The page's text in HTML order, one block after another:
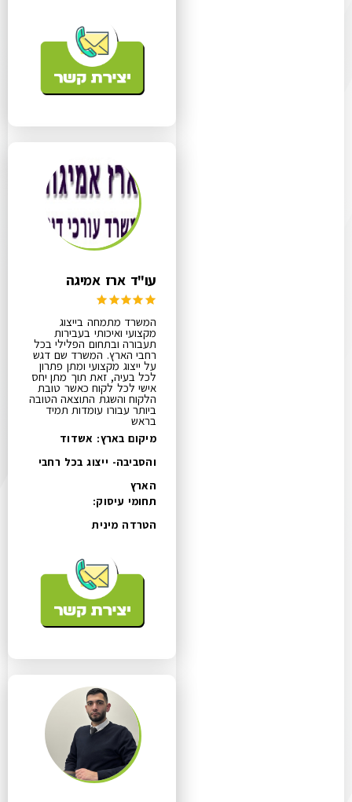
עו"ד ארז אמיגה
המשרד מתמחה בייצוג
מקצועי ואיכותי בעבירות
תעבורה ובתחום הפלילי בכל
רחבי הארץ. המשרד שם דגש
על ייצוג מקצועי ומתן פתרון
לכל בעיה, זאת תוך מתן יחס
אישי לכל לקוח כאשר טובת
הלקוח והשגת התוצאה הטובה
ביותר עבורו עומדות תמיד
בראש
מיקום בארץ: אשדוד
והסביבה- ייצוג בכל רחבי
הארץ
תחומי עיסוק:
הטרדה מינית